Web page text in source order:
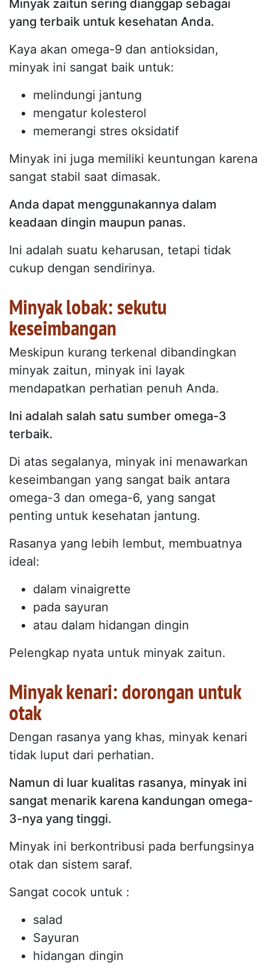
Minyak zaitun sering dianggap sebagai
yang terbaik untuk kesehatan Anda.
Kaya akan omega-9 dan antioksidan,
minyak ini sangat baik untuk:
melindungi jantung
mengatur kolesterol
memerangi stres oksidatif
Minyak ini juga memiliki keuntungan karena
sangat stabil saat dimasak.
Anda dapat menggunakannya dalam
keadaan dingin maupun panas.
Ini adalah suatu keharusan, tetapi tidak
cukup dengan sendirinya.
Minyak lobak: sekutu
keseimbangan
Meskipun kurang terkenal dibandingkan
minyak zaitun, minyak ini layak
mendapatkan perhatian penuh Anda.
Ini adalah salah satu sumber omega-3
terbaik.
Di atas segalanya, minyak ini menawarkan
keseimbangan yang sangat baik antara
omega-3 dan omega-6, yang sangat
penting untuk kesehatan jantung.
Rasanya yang lebih lembut, membuatnya
ideal:
dalam vinaigrette
pada sayuran
atau dalam hidangan dingin
Pelengkap nyata untuk minyak zaitun.
Minyak kenari: dorongan untuk
otak
Dengan rasanya yang khas, minyak kenari
tidak luput dari perhatian.
Namun di luar kualitas rasanya, minyak ini
sangat menarik karena kandungan omega-
3-nya yang tinggi.
Minyak ini berkontribusi pada berfungsinya
otak dan sistem saraf.
Sangat cocok untuk :
salad
Sayuran
hidangan dingin